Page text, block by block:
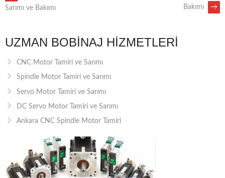
Sarımı ve Bakımı
Bakımı
→
UZMAN BOBINAJ HIZMETLERI
CNC Motor Tamiri ve Sarımı
Spindle Motor Tamiri ve Sarımı
Servo Motor Tamiri ve Sarımı
DC Servo Motor Tamiri ve Sarımı
Ankara CNC Spindle Motor Tamiri